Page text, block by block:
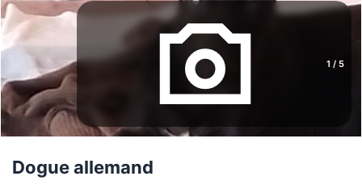
1 / 5
Dogue allemand